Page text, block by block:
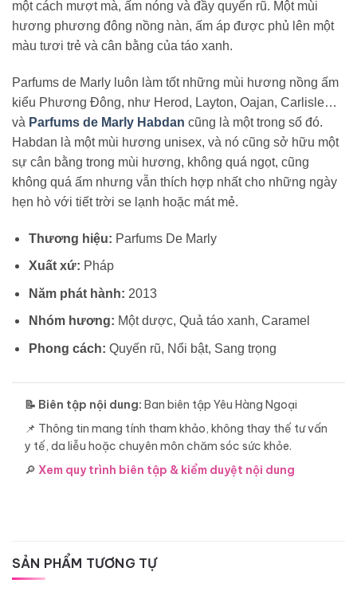
một cách mượt mà, ấm nóng và đầy quyến rũ. Một mùi
hương phương đông nồng nàn, ấm áp được phủ lên một
màu tươi trẻ và cân bằng của táo xanh.
Parfums de Marly luôn làm tốt những mùi hương nồng ấm
kiểu Phương Đông, như Herod, Layton, Oajan, Carlisle…
và Parfums de Marly Habdan cũng là một trong số đó.
Habdan là một mùi hương unisex, và nó cũng sở hữu một
sự cân bằng trong mùi hương, không quá ngọt, cũng
không quá ấm nhưng vẫn thích hợp nhất cho những ngày
hẹn hò với tiết trời se lạnh hoặc mát mẻ.
Thương hiệu: Parfums De Marly
Xuất xứ: Pháp
Năm phát hành: 2013
Nhóm hương: Một dược, Quả táo xanh, Caramel
Phong cách: Quyến rũ, Nổi bật, Sang trọng
📝 Biên tập nội dung: Ban biên tập Yêu Hàng Ngoại
📌 Thông tin mang tính tham khảo, không thay thế tư vấn
y tế, da liễu hoặc chuyên môn chăm sóc sức khỏe.
🔎 Xem quy trình biên tập & kiểm duyệt nội dung
SẢN PHẨM TƯƠNG TỰ